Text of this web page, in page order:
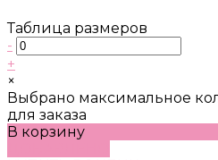
Таблица размеров
-
+
×
Выбрано максимальное
для заказа
В корзину